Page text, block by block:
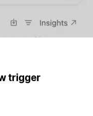
trigger